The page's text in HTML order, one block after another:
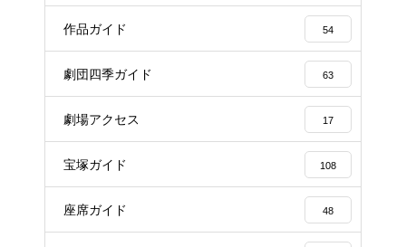
作品ガイド 54
劇団四季ガイド 63
劇場アクセス 17
宝塚ガイド 108
座席ガイド 48